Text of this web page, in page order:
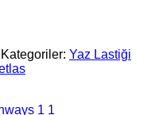
Kategoriler: Yaz Lastiği